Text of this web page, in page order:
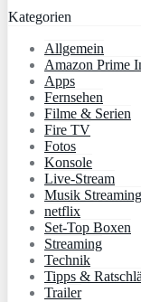
Kategorien
Allgemein
Amazon Prime
Apps
Fernsehen
Filme & Serien
Fire TV
Fotos
Konsole
Live-Stream
Musik Streaming
netflix
Set-Top Boxen
Streaming
Technik
Tipps &
Trailer